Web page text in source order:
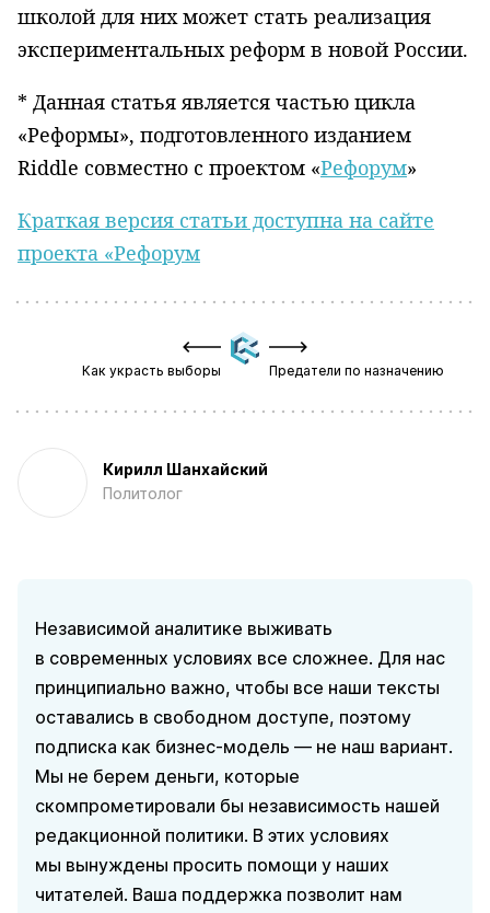
школой для них может стать реализация
экспериментальных реформ в новой России.
* Данная статья является частью цикла
«Реформы», подготовленного изданием
Riddle совместно с проектом «Рефорум»
Краткая версия статьи доступна на сайте
проекта «Рефорум
Как украсть выборы Предатели по назначению
Кирилл Шанхайский
Политолог
Независимой аналитике выживать
в современных условиях все сложнее. Для нас
принципиально важно, чтобы все наши тексты
оставались в свободном доступе, поэтому
подписка как бизнес-модель — не наш вариант.
Мы не берем деньги, которые
скомпрометировали бы независимость нашей
редакционной политики. В этих условиях
мы вынуждены просить помощи у наших
читателей. Ваша поддержка позволит нам